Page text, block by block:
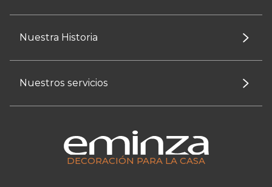
Nuestra Historia
Nuestros servicios
DECORACIÓN PARA LA CASA